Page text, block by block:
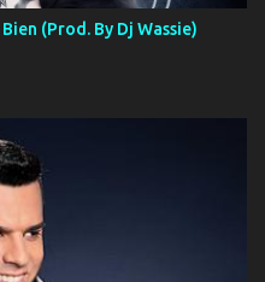
(Prod. By Dj Wassie)